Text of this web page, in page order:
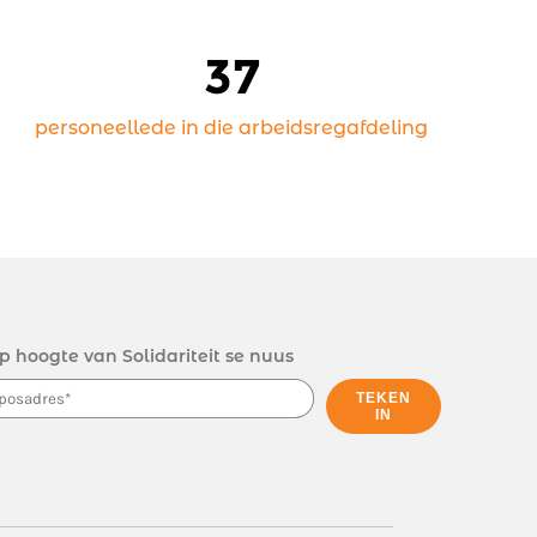
37
personeellede in die arbeidsregafdeling
hoogte van Solidariteit se nuus